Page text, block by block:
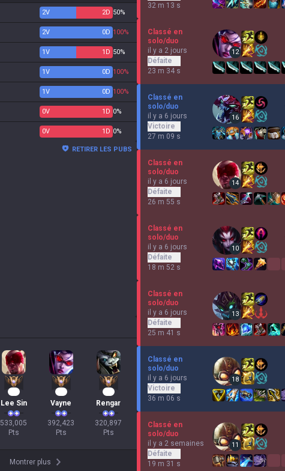
2V 2D 50%
2V 0D 100%
1V 1 D 50%
1V 0D 100%
1V 0D 100%
0V 1 D 0%
0V 1 D 0%
RETIRER LES PUBS
Lee Sin
533,005
Pts
Vayne
392,423
Pts
Rengar
320,897
Pts
Montrer plus
32 m 13 s
Classé en
solo/duo
il y a 2 jours
Défaite
23 m 34 s
12
Classé en
solo/duo
il y a 6 jours
Victoire
27 m 09 s
16
Classé en
solo/duo
il y a 6 jours
Défaite
26 m 55 s
14
Classé en
solo/duo
il y a 6 jours
Défaite
18 m 52 s
10
Classé en
solo/duo
il y a 6 jours
Défaite
25 m 41 s
13
Classé en
solo/duo
il y a 6 jours
Victoire
36 m 06 s
18
Classé en
solo/duo
il y a 2 semaines
Défaite
19 m 31 s
11